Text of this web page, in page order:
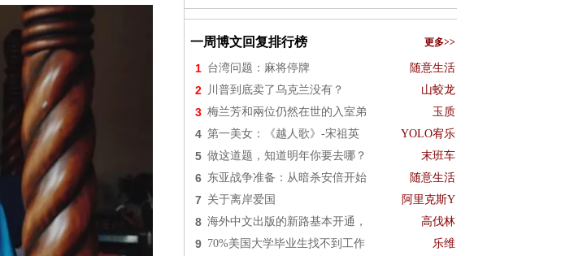
一周博文回复排行榜 更多>>
1 台湾问题：麻将停牌 随意生活
2 川普到底卖了乌克兰没有？ 山蛟龙
3 梅兰芳和兩位仍然在世的入室弟 玉质
4 第一美女：《越人歌》-宋祖英 YOLO宥乐
5 做这道题，知道明年你要去哪？ 末班车
6 东亚战争准备：从暗杀安倍开始 随意生活
7 关于离岸爱国 阿里克斯Y
8 海外中文出版的新路基本开通， 高伐林
9 70%美国大学毕业生找不到工作 乐维